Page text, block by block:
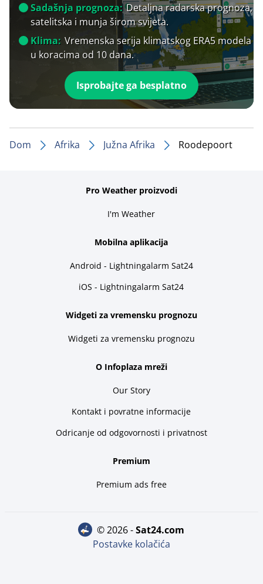
Sadašnja prognoza: Detaljna radarska prognoza,
satelitska i munja širom svijeta.
Klima: Vremenska serija klimatskog ERA5 modela
u koracima od 10 dana.
Isprobajte ga besplatno
Dom Afrika Južna Afrika Roodepoort
Pro Weather proizvodi
I'm Weather
Mobilna aplikacija
Android - Lightningalarm Sat24
iOS - Lightningalarm Sat24
Widgeti za vremensku prognozu
Widgeti za vremensku prognozu
O Infoplaza mreži
Our Story
Kontakt i povratne informacije
Odricanje od odgovornosti i privatnost
Premium
Premium ads free
© 2026 - sat24.com
Postavke kolačića